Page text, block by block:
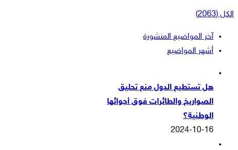
الكل (2063)
آخر المواضيع المنشورة
أشهر المواضيع
هل تستطيع الدول منع تحليق
الصواريخ والطائرات فوق أجوائها
الوطنية؟
2024-10-16